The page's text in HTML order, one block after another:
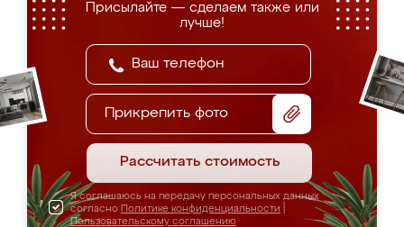
Присылайте — сделаем также или
лучше!
Прикрепить фото
Рассчитать стоимость
Я соглашаюсь на передачу персональных данных
согласно Политике конфиденциальности
Пользовательскому соглашению